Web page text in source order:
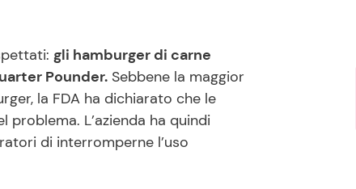
gli hamburger di carne
Pounder. Sebbene la maggior
la FDA ha dichiarato che le
L’azienda ha quindi
di interromperne l’uso